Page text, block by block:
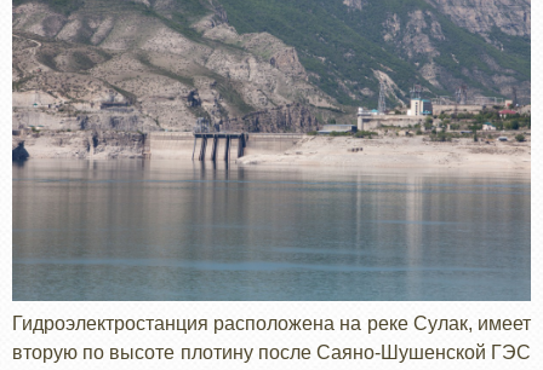
Гидроэлектростанция расположена на реке Сулак, имеет
вторую по высоте плотину после Саяно-Шушенской ГЭС